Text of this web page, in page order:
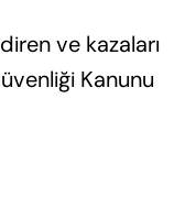
ve kazaları
Kanunu